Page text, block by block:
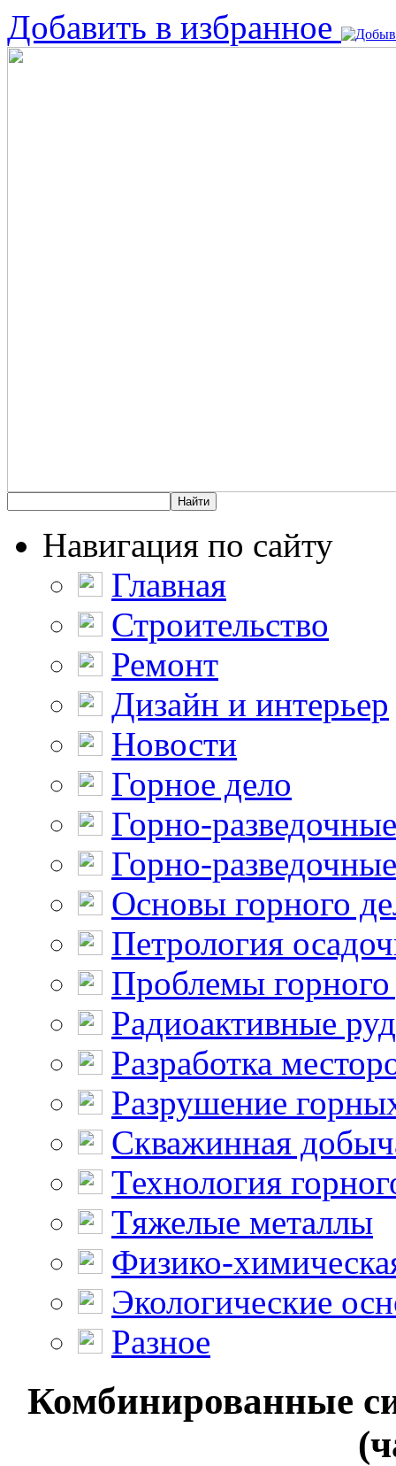
Добавить в избранное
Навигация по сайту
Главная
Строительство
Ремонт
Дизайн и интерьер
Новости
Горное дело
Горно-
Горно-
Основы горного
Петрология
Проблемы горного
Радиоактивные
Разработка
Разрушение
Скважинная
Технология
Тяжелые металлы
Физико-
Экологические
Разное
Комбинированные